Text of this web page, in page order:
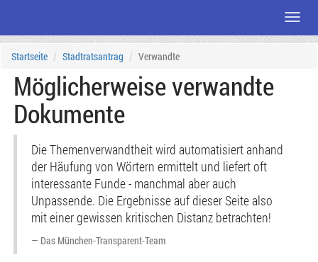
Seiteninhalt
Startseite Stadtratsantrag Verwandte
Möglicherweise verwandte
Dokumente
Die Themenverwandtheit wird automatisiert anhand
der Häufung von Wörtern ermittelt und liefert oft
interessante Funde - manchmal aber auch
Unpassende. Die Ergebnisse auf dieser Seite also
mit einer gewissen kritischen Distanz betrachten!
Das München-Transparent-Team